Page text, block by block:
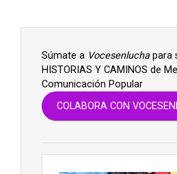
Súmate a Vocesenluchapara
HISTORIAS Y CAMINOS de
Comunicación Popular
COLABORA CON